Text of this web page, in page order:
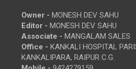
Owner - MONESH DEV SAHU
Editor - MONESH DEV SAHU
Associate - MANGALAM SALES
Office - KANKALI HOSPITAL
KANKALIPARA, RAIPUR C.G.